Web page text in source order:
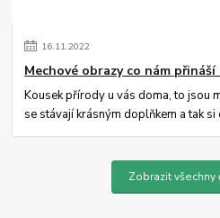
16.11.2022
Mechové obrazy co nám přináší
Kousek přírody u vás doma, to jsou
se stávají krásným doplňkem a tak
Zobrazit všechny